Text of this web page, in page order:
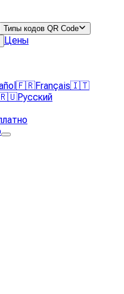
Типы кодов QR Code
Цены
🇫🇷Français🇮🇹
Русский